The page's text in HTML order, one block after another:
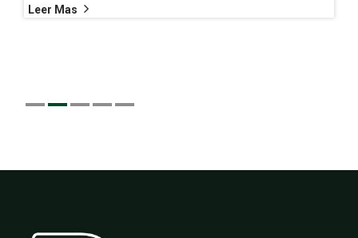
Leer Mas